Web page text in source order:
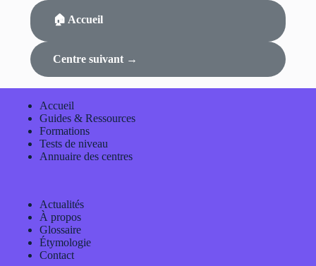
🏠 Accueil
Centre suivant →
Accueil
Guides & Ressources
Formations
Tests de niveau
Annuaire des centres
Actualités
À propos
Glossaire
Étymologie
Contact